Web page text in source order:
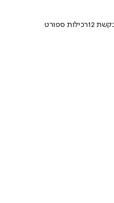
קשת 12
רכילות ספורט